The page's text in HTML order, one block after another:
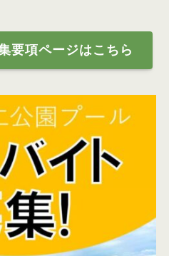
要項ページはこちら